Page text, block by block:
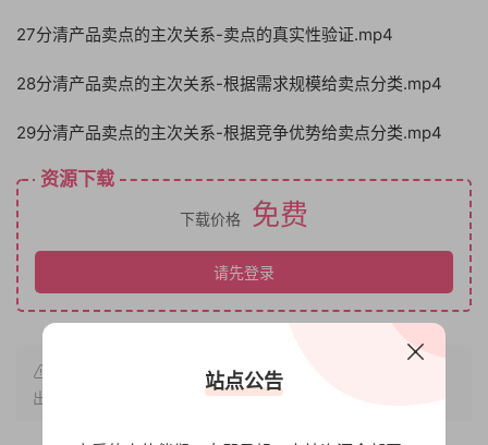
27分清产品卖点的主次关系-卖点的真实性验证.mp4
28分清产品卖点的主次关系-根据需求规模给卖点分类.mp4
29分清产品卖点的主次关系-根据竞争优势给卖点分类.mp4
资源下载
下载价格 免费
请先登录
https://www.bbfx.cc/1013.html
出处。
站点公告